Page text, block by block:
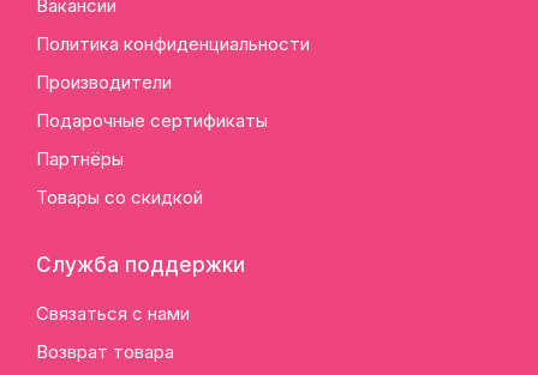
Вакансии
Политика конфиденциальности
Производители
Подарочные сертификаты
Партнёры
Товары со скидкой
Служба поддержки
Связаться с нами
Возврат товара